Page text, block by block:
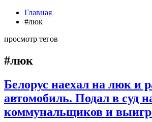
Главная
#люк
просмотр тегов
#люк
Белорус наехал на люк и
автомобиль. Подал в суд
коммунальщиков и